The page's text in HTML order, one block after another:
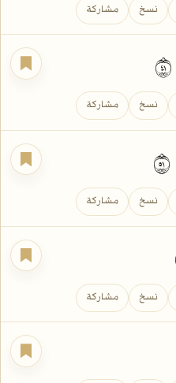
نسخ مشاركة
نسخ مشاركة
نسخ مشاركة
نسخ مشاركة